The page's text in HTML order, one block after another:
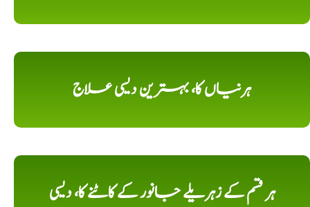
ہرنیاں کا، بہترین دیسی علاج
ہر قسم کے زہریلے جانور کے کاٹنے کا، دیسی